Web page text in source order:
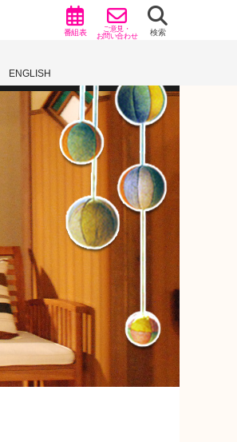
番組表 ご意見・
お問い合わせ 検索
ENGLISH